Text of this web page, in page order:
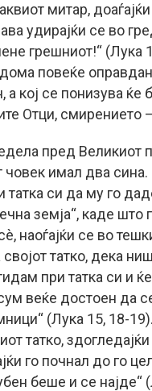
митар,
удирајќи се во
грешниот!“ (Лука
повеќе
кој се понизува ќе
Отци, смирението
пред Великиот
човек имал два
си да му го
земја“, каде
наоѓајќи се во
татко, дека
при татка си и
веќе достоен да
(Лука 15, 18-
татко,
го почнал до го
беше и се најде“